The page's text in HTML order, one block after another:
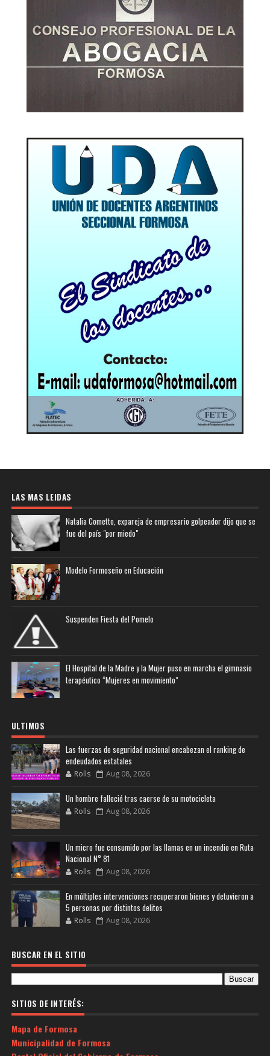
LAS MAS LEIDAS
Natalia Cometto, expareja de empresario golpeador dijo que se
fue del país "por miedo"
Modelo Formoseño en Educación
Suspenden Fiesta del Pomelo
El Hospital de la Madre y la Mujer puso en marcha el gimnasio
terapéutico “Mujeres en movimiento”
ULTIMOS
Las fuerzas de seguridad nacional encabezan el ranking de
endeudados estatales
Rolls Aug 08, 2026
Un hombre falleció tras caerse de su motocicleta
Rolls Aug 08, 2026
Un micro fue consumido por las llamas en un incendio en Ruta
Nacional N° 81
Rolls Aug 08, 2026
En múltiples intervenciones recuperaron bienes y detuvieron a
5 personas por distintos delitos
Rolls Aug 08, 2026
BUSCAR EN EL SITIO
SITIOS DE INTERÉS:
Mapa de Formosa
Municipalidad de Formosa